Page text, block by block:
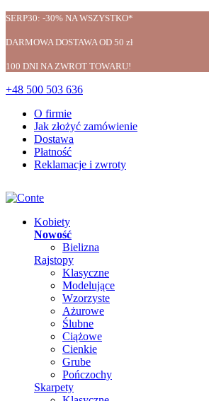
SERP30: -30% NA WSZYSTKO*
DARMOWA DOSTAWA OD 50 zł
100 DNI NA ZWROT TOWARU!
+48 500 503 636
O firmie
Jak złożyć zamówienie
Dostawa
Płatność
Reklamacje i zwroty
Kobiety
Nowość
Bielizna
Rajstopy
Klasyczne
Modelujące
Wzorzyste
Ażurowe
Ślubne
Ciążowe
Cienkie
Grube
Pończochy
Skarpety